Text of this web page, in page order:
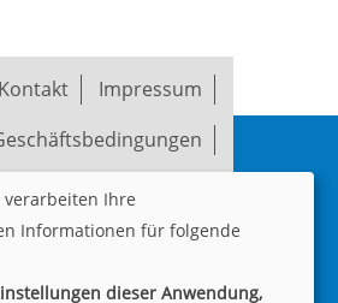
Kontakt
Impressum
Datenschutzerklärung
Cookie Einstellungen
Ihre
Informationen für folgende
dieser Anwendung,